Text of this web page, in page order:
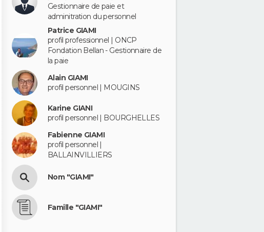
Gestionnaire de paie et
adminitration du personnel
Patrice GIAMI
profil professionnel | ONCP
Fondation Bellan - Gestionnaire de
la paie
Alain GIAMI
profil personnel | MOUGINS
Karine GIANI
profil personnel | BOURGHELLES
Fabienne GIAMI
profil personnel |
BALLAINVILLIERS
Nom "GIAMI"
Famille "GIAMI"